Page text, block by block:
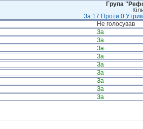
Група
За:17 Проти:0
Не голосував
За
За
За
За
За
За
За
За
За